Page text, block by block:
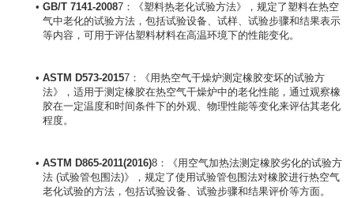
GB/T 7141-20087：《塑料热老化试验方法》，规定了塑料在热空
气中老化的试验方法，包括试验设备、试样、试验步骤和结果表示
等内容，可用于评估塑料材料在高温环境下的性能变化。
ASTM D573-20157：《用热空气干燥炉测定橡胶变坏的试验方
法》，适用于测定橡胶在热空气干燥炉中的老化性能，通过观察橡
胶在一定温度和时间条件下的外观、物理性能等变化来评估其老化
程度。
ASTM D865-2011(2016)8：《用空气加热法测定橡胶劣化的试验方
法 (试验管包围法)》，规定了使用试验管包围法对橡胶进行热空气
老化试验的方法，包括试验设备、试验步骤和结果评价等方面。